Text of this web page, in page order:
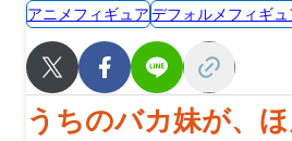
アニメフィギュアデフォルメフィギュ
うちのバカ妹が、